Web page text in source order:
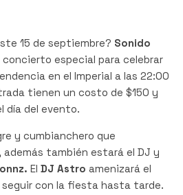
15 de septiembre? Sonido
especial para celebrar
en el Imperial a las 22:00
tienen un costo de $150 y
día del evento.
y cumbianchero que
también estará el DJ y
El DJ Astro amenizará el
seguir con la fiesta hasta tarde.